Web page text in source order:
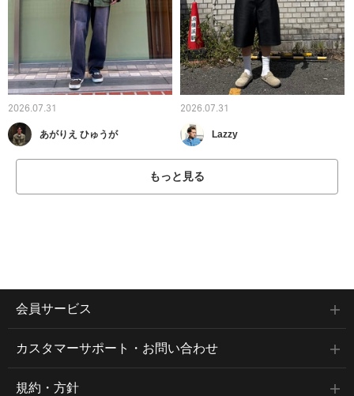
2026.07.31
あがりえ ひゅうが
2026.07.31
Lazzy
もっと見る
会員サービス
カスタマーサポート・お問い合わせ
規約・方針